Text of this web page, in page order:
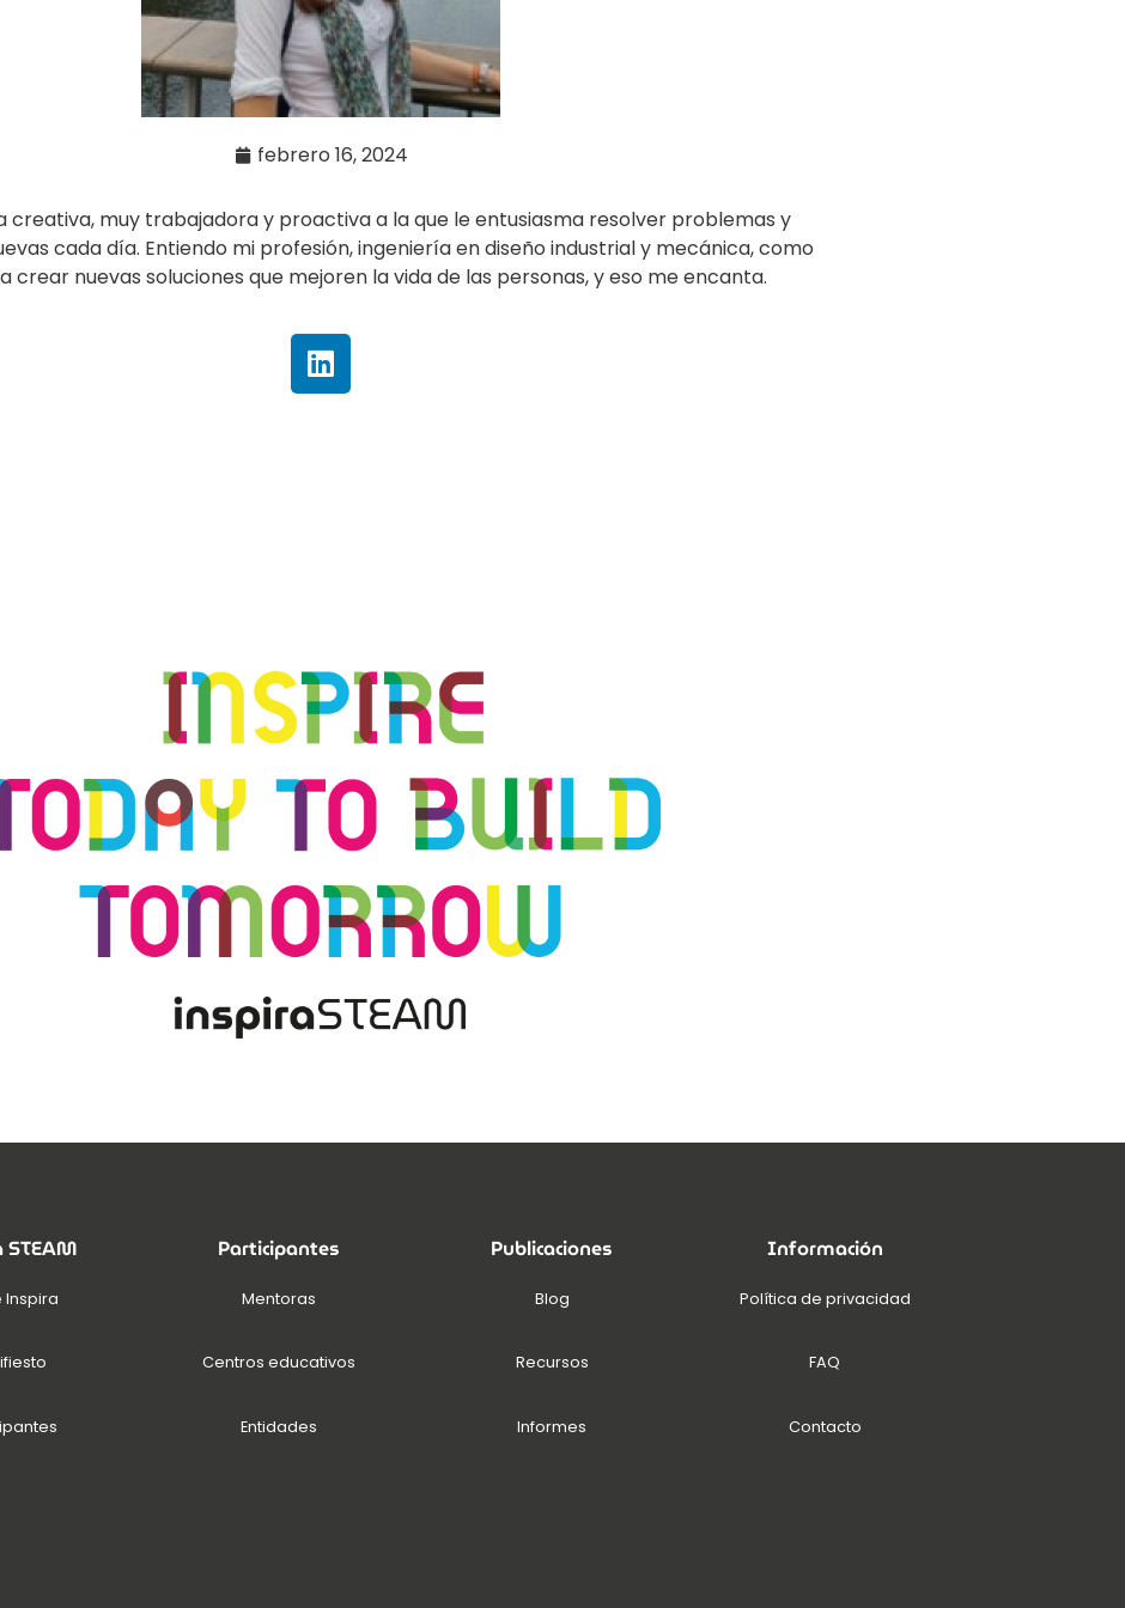
febrero 16, 2024
creativa, muy trabajadora y proactiva a la que le entusiasma resolver problemas y
cada día. Entiendo mi profesión, ingeniería en diseño industrial y mecánica, como
crear nuevas soluciones que mejoren la vida de las personas, y eso me encanta.
Inspira
Participantes
Mentoras
Centros educativos
Entidades
Publicaciones
Blog
Recursos
Informes
Información
Política de privacidad
FAQ
Contacto